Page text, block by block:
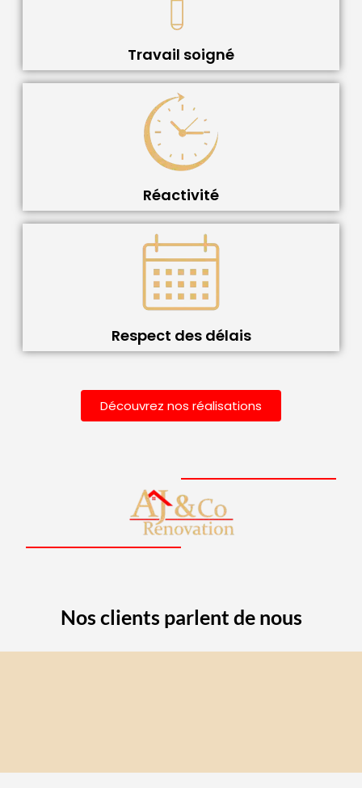
Travail soigné
Réactivité
Respect des délais
Découvrez nos réalisations
Nos clients parlent de nous